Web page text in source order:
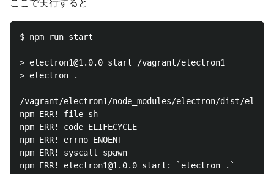
ここで実行すると
$ npm run start
> electron1@1.0.0 start /vagrant/electron1
> electron .
/vagrant/electron1/node_modules/electron/dist/
npm ERR! file sh
npm ERR! code ELIFECYCLE
npm ERR! errno ENOENT
npm ERR! syscall spawn
npm ERR! electron1@1.0.0 start: `electron .`